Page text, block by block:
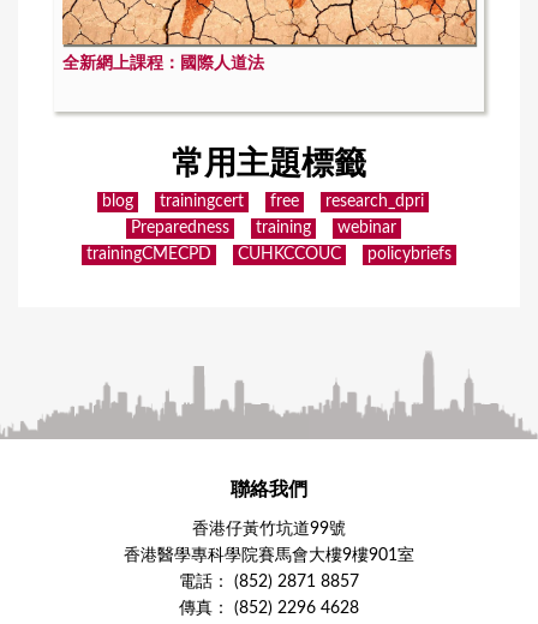
全新網上課程：國際人道法
常用主題標籤
blog trainingcert free
research_dpri
Preparedness
training
webinar
trainingCMECPD
CUHKCCOUC policybriefs
聯絡我們
香港仔黃竹坑道99號
香港醫學專科學院賽馬會大樓9樓901室
電話： (852) 2871 8857
傳真： (852) 2296 4628